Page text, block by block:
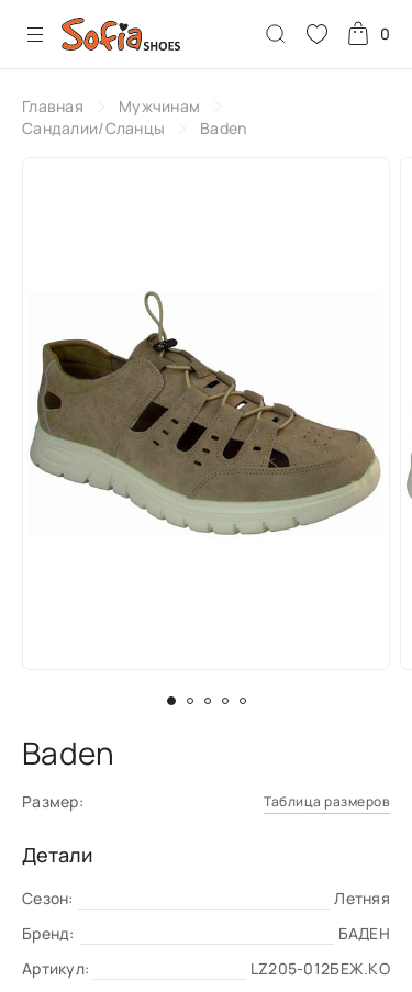
0
Главная
Мужчинам
Сандалии/Сланцы
Baden
Baden
Размер: Таблица размеров
Детали
Сезон:
Летняя
Бренд:
БАДЕН
Артикул:
LZ205-012БЕЖ.КО